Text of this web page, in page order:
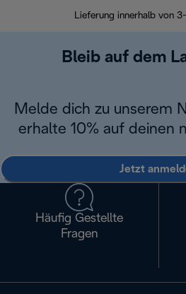
Lieferung innerhalb von
Bleib auf dem
Melde dich zu unserem
erhalte 10% auf deinen
Jetzt
Häufig Gestellte
Fragen